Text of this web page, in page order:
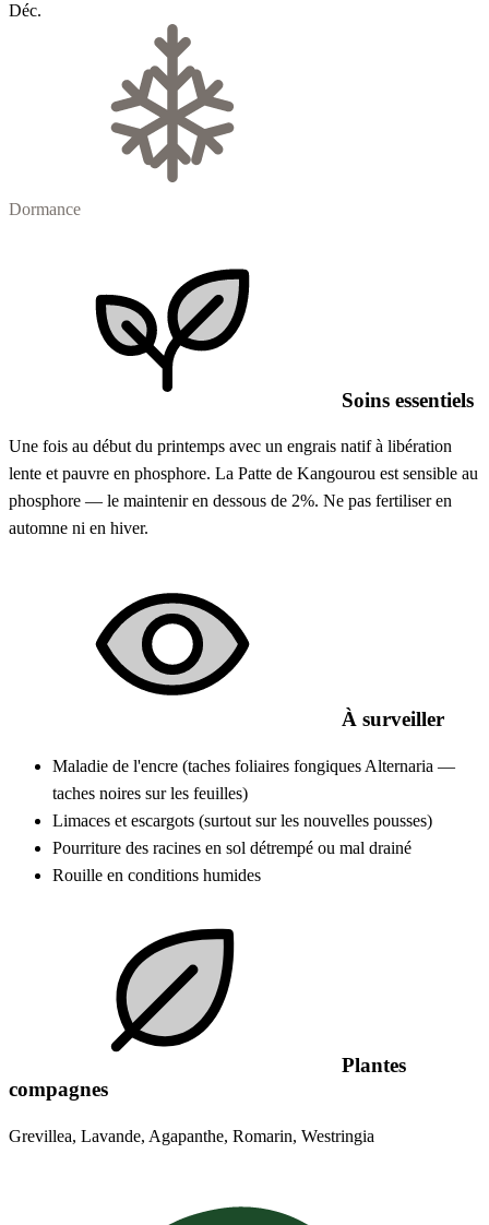
Déc.
Dormance
Soins essentiels
Une fois au début du printemps avec un engrais natif à libération
lente et pauvre en phosphore. La Patte de Kangourou est sensible au
phosphore — le maintenir en dessous de 2%. Ne pas fertiliser en
automne ni en hiver.
À surveiller
Maladie de l'encre (taches foliaires fongiques Alternaria —
taches noires sur les feuilles)
Limaces et escargots (surtout sur les nouvelles pousses)
Pourriture des racines en sol détrempé ou mal drainé
Rouille en conditions humides
Plantes
compagnes
Grevillea, Lavande, Agapanthe, Romarin, Westringia